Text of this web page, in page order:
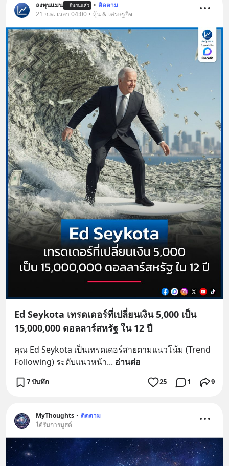
ลงทุนแมน ยืนยันแล้ว • ติดตาม
21 ก.พ. เวลา 04:00 • หุ้น & เศรษฐกิจ
Ed Seykota เทรดเดอร์ที่เปลี่ยนเงิน 5,000 เป็น
15,000,000 ดอลลาร์สหรัฐ ใน 12 ปี
คุณ Ed Seykota เป็นเทรดเดอร์สายตามแนวโน้ม (Trend
Following) ระดับแนวหน้า... อ่านต่อ
7 บันทึก 25 1 9
MyThoughts • ติดตาม
ได้รับการบูสต์